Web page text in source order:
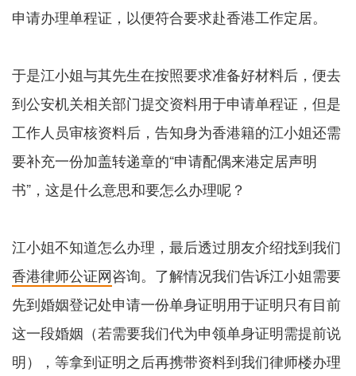
申请办理单程证，以便符合要求赴香港工作定居。
于是江小姐与其先生在按照要求准备好材料后，便去
到公安机关相关部门提交资料用于申请单程证，但是
工作人员审核资料后，告知身为香港籍的江小姐还需
要补充一份加盖转递章的“申请配偶来港定居声明
书”，这是什么意思和要怎么办理呢？
江小姐不知道怎么办理，最后透过朋友介绍找到我们
香港律师公证网咨询。了解情况我们告诉江小姐需要
先到婚姻登记处申请一份单身证明用于证明只有目前
这一段婚姻（若需要我们代为申领单身证明需提前说
明），等拿到证明之后再携带资料到我们律师楼办理